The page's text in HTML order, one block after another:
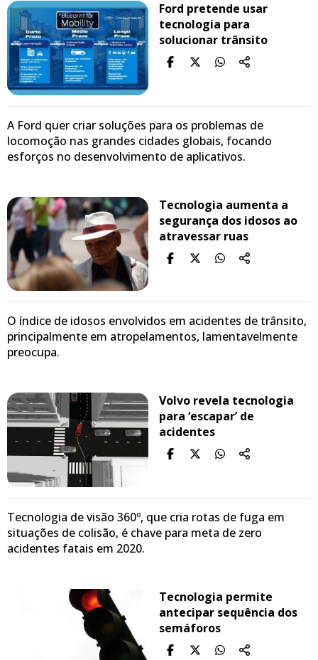
Ford pretende usar
tecnologia para
solucionar trânsito
A Ford quer criar soluções para os problemas de
locomoção nas grandes cidades globais, focando
esforços no desenvolvimento de aplicativos.
Tecnologia aumenta a
segurança dos idosos ao
atravessar ruas
O índice de idosos envolvidos em acidentes de trânsito,
principalmente em atropelamentos, lamentavelmente
preocupa.
Volvo revela tecnologia
para ‘escapar’ de
acidentes
Tecnologia de visão 360º, que cria rotas de fuga em
situações de colisão, é chave para meta de zero
acidentes fatais em 2020.
Tecnologia permite
antecipar sequência dos
semáforos